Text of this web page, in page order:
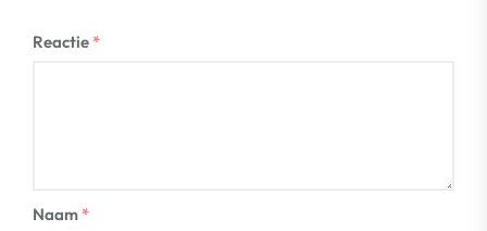
Reactie *
Naam *